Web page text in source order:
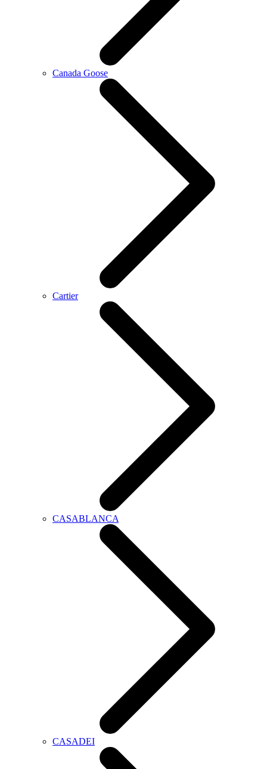
Canada Goose
Cartier
CASABLANCA
CASADEI